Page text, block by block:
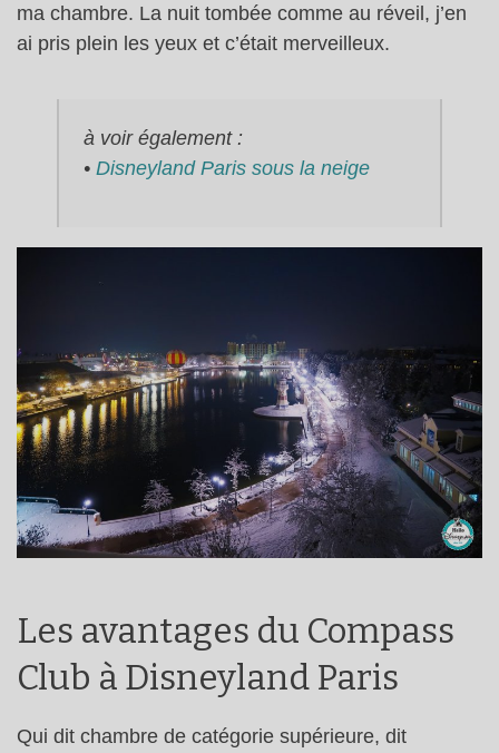
ma chambre. La nuit tombée comme au réveil, j’en
ai pris plein les yeux et c’était merveilleux.
à voir également :
• Disneyland Paris sous la neige
Les avantages du Compass
Club à Disneyland Paris
Qui dit chambre de catégorie supérieure, dit